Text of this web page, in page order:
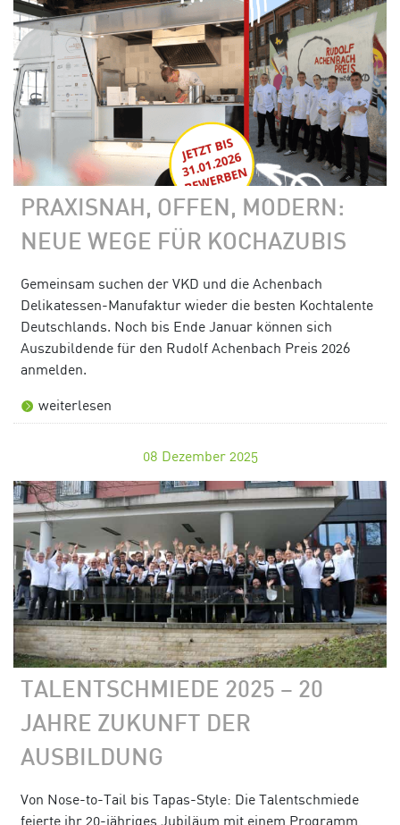
PRAXISNAH, OFFEN, MODERN:
NEUE WEGE FÜR KOCHAZUBIS
Gemeinsam suchen der VKD und die Achenbach
Delikatessen-Manufaktur wieder die besten Kochtalente
Deutschlands. Noch bis Ende Januar können sich
Auszubildende für den Rudolf Achenbach Preis 2026
anmelden.
weiterlesen
08 Dezember 2025
TALENTSCHMIEDE 2025 – 20
JAHRE ZUKUNFT DER
AUSBILDUNG
Von Nose-to-Tail bis Tapas-Style: Die Talentschmiede
feierte ihr 20-jähriges Jubiläum mit einem Programm,